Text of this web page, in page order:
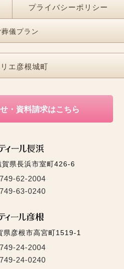
プライバシーポリシー
葬儀プラン
エ彦根城町
・資料請求はこちら
賀県長浜市室町426-6
62-2004
63-0240
県彦根市高宮町1519-1
24-2004
24-0240